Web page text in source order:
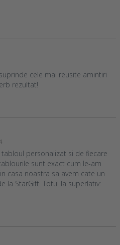
cele mai reusite amintiri
rezultat!
personalizat si de fiecare
sunt exact cum le-am
casa noastra sa avem cate un
la StarGift. Totul la superlativ: